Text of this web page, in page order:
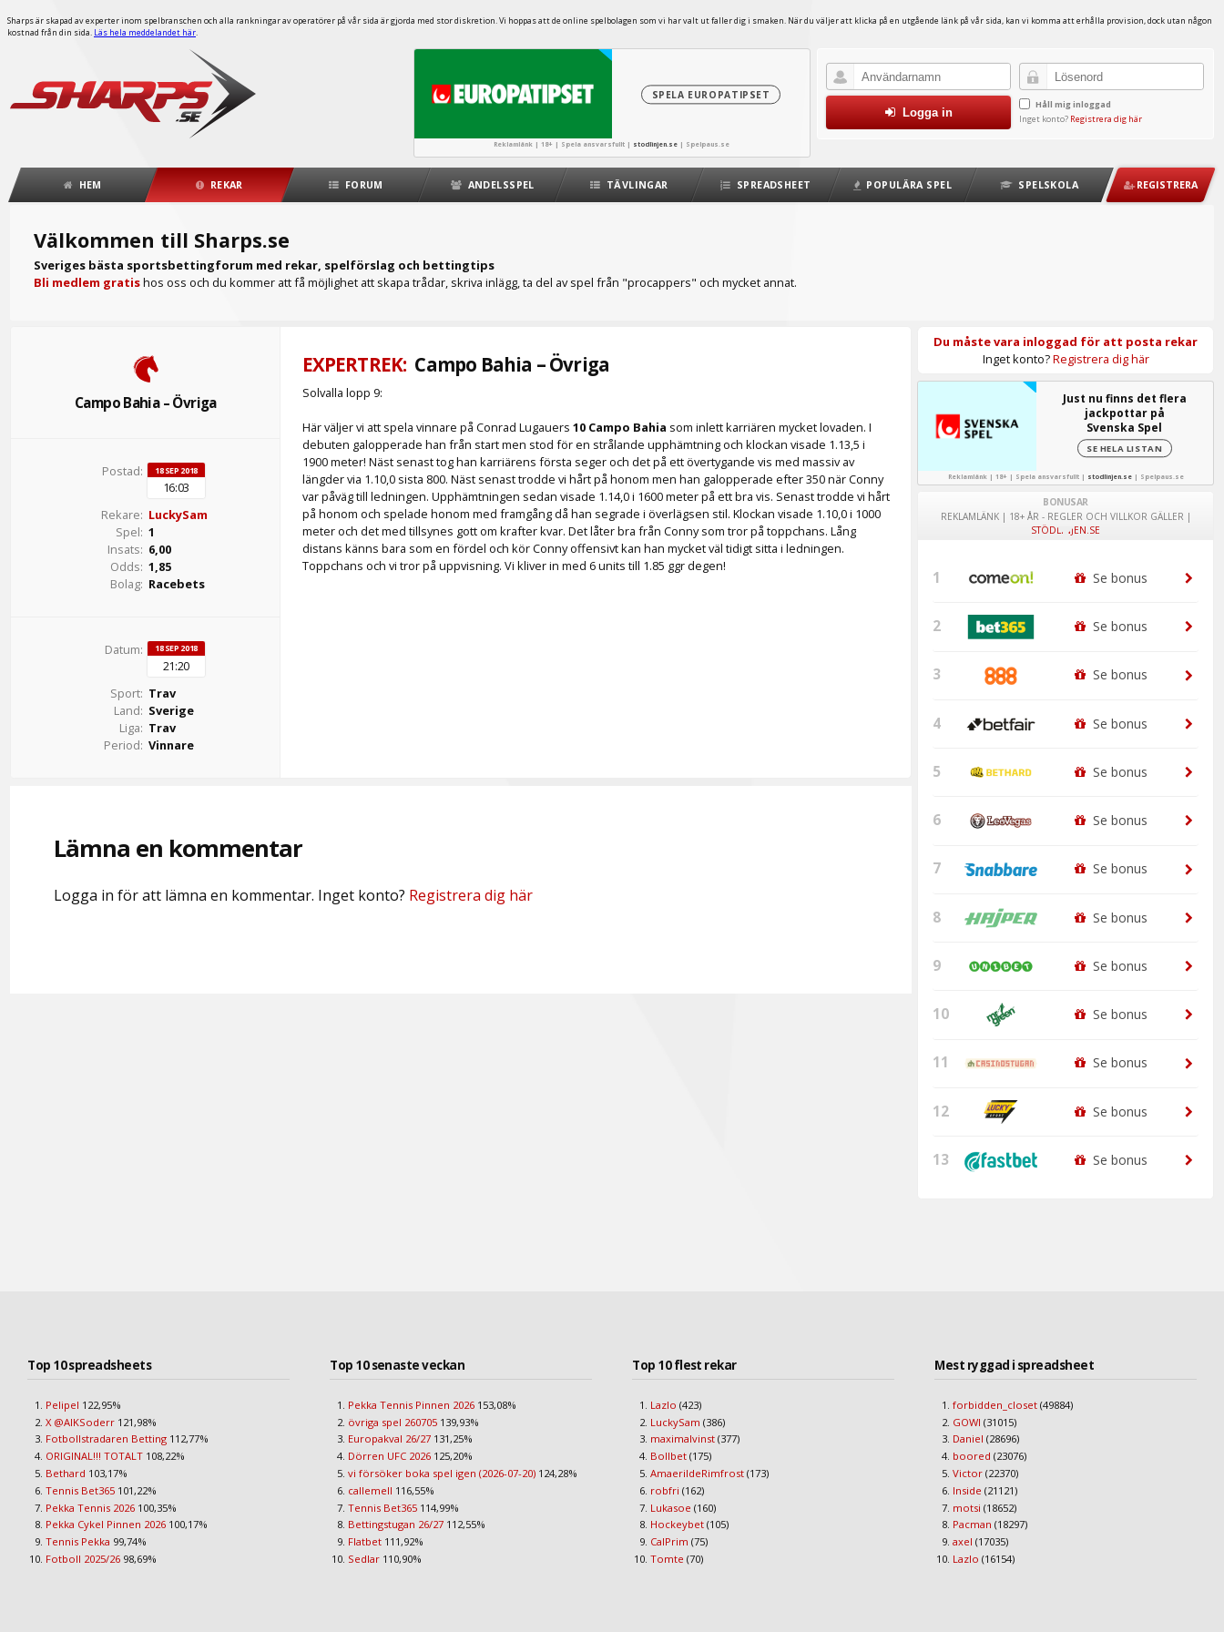
Sharps är skapad av experter inom spelbranschen och alla rankningar av operatörer på vår sida är gjorda med stor diskretion. Vi hoppas att de online spelbolagen som vi har valt ut faller dig i smaken. När du väljer att klicka på en utgående länk på vår sida, kan vi komma att erhålla provision, dock utan någon
kostnad från din sida. Läs hela meddelandet här.
SPELA EUROPATIPSET
Reklamlänk | 18+ | Spela ansvarsfullt | stodlinjen.se | Spelpaus.se
Håll mig inloggad
Inget konto? Registrera dig här
Logga in
HEM REKAR FORUM ANDELSSPEL TÄVLINGAR SPREADSHEET POPULÄRA SPEL SPELSKOLA REGISTRERA
Välkommen till Sharps.se
Sveriges bästa sportsbettingforum med rekar, spelförslag och bettingtips
Bli medlem gratishos oss och du kommer att få möjlighet att skapa trådar, skriva inlägg, ta del av spel från "procappers" och mycket annat.
EXPERTREK: Campo Bahia – Övriga
Solvalla lopp 9:
Här väljer vi att spela vinnare på Conrad Lugauers 10 Campo Bahia som inlett karriären mycket lovaden. I
debuten galopperade han från start men stod för en strålande upphämtning och klockan visade 1.13,5 i
1900 meter! Näst senast tog han karriärens första seger och det på ett övertygande vis med massiv av
längder via 1.10,0 sista 800. Näst senast trodde vi hårt på honom men han galopperade efter 350 när Conny
var påväg till ledningen. Upphämtningen sedan visade 1.14,0 i 1600 meter på ett bra vis. Senast trodde vi hårt
på honom och spelade honom med framgång då han segrade i överlägsen stil. Klockan visade 1.10,0 i 1000
meter och det med tillsynes gott om krafter kvar. Det låter bra från Conny som tror på toppchans. Lång
distans känns bara som en fördel och kör Conny offensivt kan han mycket väl tidigt sitta i ledningen.
Toppchans och vi tror på uppvisning. Vi kliver in med 6 units till 1.85 ggr degen!
Campo Bahia – Övriga
Postad: 18 SEP 2018
16:03
Rekare: LuckySam
Spel: 1
Insats: 6,00
Odds: 1,85
Bolag: Racebets
Datum: 18 SEP 2018
21:20
Sport: Trav
Land: Sverige
Liga: Trav
Period: Vinnare
Lämna en kommentar
Logga in för att lämna en kommentar. Inget konto? Registrera dig här
Du måste vara inloggad för att posta rekar
Inget konto?Registrera dig här
Just nu finns det flera
jackpottar på
Svenska Spel
SE HELA LISTAN
Reklamlänk | 18+ | Spela ansvarsfullt | stodlinjen.se| Spelpaus.se
BONUSAR
REKLAMLÄNK | 18+ ÅR - REGLER OCH VILLKOR GÄLLER |
STÖDLINJEN.SE
1 Se bonus
2 Se bonus
3 Se bonus
4 Se bonus
5 Se bonus
6 Se bonus
7 Se bonus
8 Se bonus
9 Se bonus
10 Se bonus
11 Se bonus
12 Se bonus
13 Se bonus
Top 10 spreadsheets
Pelipel 122,95%
X @AIKSoderr 121,98%
Fotbollstradaren Betting 112,77%
ORIGINAL!!! TOTALT 108,22%
Bethard 103,17%
Tennis Bet365 101,22%
Pekka Tennis 2026 100,35%
Pekka Cykel Pinnen 2026 100,17%
Tennis Pekka 99,74%
Fotboll 2025/26 98,69%
Top 10 senaste veckan
Pekka Tennis Pinnen 2026 153,08%
övriga spel 260705 139,93%
Europakval 26/27 131,25%
Dörren UFC 2026 125,20%
vi försöker boka spel igen (2026-07-20) 124,28%
callemell 116,55%
Tennis Bet365 114,99%
Bettingstugan 26/27 112,55%
Flatbet 111,92%
Sedlar 110,90%
Top 10 flest rekar
Lazlo (423)
LuckySam (386)
maximalvinst (377)
Bollbet (175)
AmaerildeRimfrost (173)
robfri (162)
Lukasoe (160)
Hockeybet (105)
CalPrim (75)
Tomte (70)
Mest ryggad i spreadsheet
forbidden_closet (49884)
GOWI (31015)
Daniel (28696)
boored (23076)
Victor (22370)
Inside (21121)
motsi (18652)
Pacman (18297)
axel (17035)
Lazlo (16154)